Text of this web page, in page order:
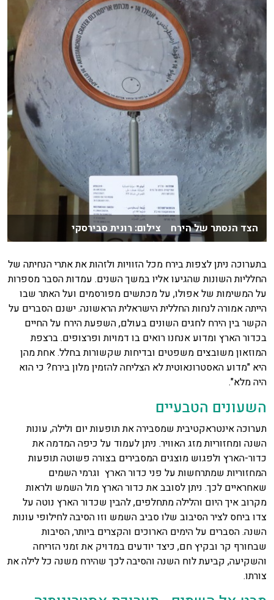
הצד הנסתר של הירח צילום: רונית סבירסקי
בתערוכה ניתן לצפות בירח מכל הזוויות ולזהות את אתרי הנחיתה של
החלליות השונות שהגיעו אליו במשך השנים. עמדות הסבר מספרות
על המשימות של אפולו, על מכתשים מפורסמים ועל האתר שבו
הייתה אמורה לנחות החללית הישראלית הראשונה. ישנם הסברים על
הקשר בין הירח לחגים השונים בעולם, השפעת הירח על החיים
בכדור הארץ ומדוע אנחנו רואים בו דמויות ופרצופים. ברצפת
המוזאון משובצים משפטים ובדיחות שקשורות בחלל. אחת מהן
היא "מדוע האסטרונאוטית לא הצליחה להזמין מלון בירח? כי הוא
היה מלא".
השעונים הטבעיים
תערוכה אינטראקטיבית שמסבירה את תופעות יום ולילה, עונות
השנה ומחזוריות מזג האוויר. ניתן לעמוד על כיפה המדמה את
כדור-הארץ ולפגוש מוצגים המסבירים בצורה פשוטה תופעות
המחזוריות שמתרחשות על פני כדור הארץ וגרמי השמים
שאחראיים לכך. ניתן לסובב את כדור הארץ מול השמש ולראות
מקרוב איך היום והלילה מתחלפים, להבין שכדור הארץ נוטה על
צדו ביחס לציר הסיבוב שלו סביב השמש וזו הסיבה לחילופי עונות
השנה. הסברים על הימים הארוכים והקצרים ביותר, הסיבות
שבחורף קר ובקיץ חם, כיצד יודעים במדויק את זמני הזריחה
והשקיעה, קביעת לוח השנה והסיבה לכך שהירח משנה כל לילה את
צורתו.